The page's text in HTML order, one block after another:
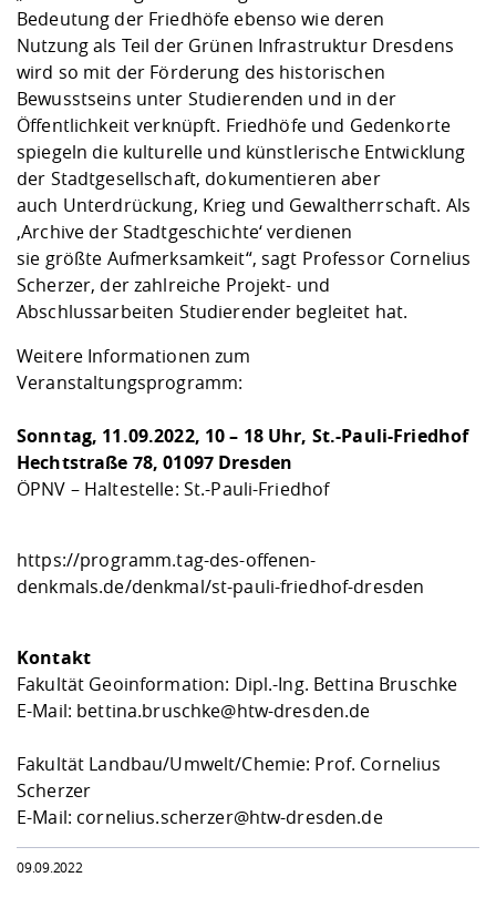
Bedeutung der Friedhöfe ebenso wie deren
Nutzung als Teil der Grünen Infrastruktur Dresdens
wird so mit der Förderung des historischen
Bewusstseins unter Studierenden und in der
Öffentlichkeit verknüpft. Friedhöfe und Gedenkorte
spiegeln die kulturelle und künstlerische Entwicklung
der Stadtgesellschaft, dokumentieren aber
auch Unterdrückung, Krieg und Gewaltherrschaft. Als
‚Archive der Stadtgeschichte‘ verdienen
sie größte Aufmerksamkeit“, sagt Professor Cornelius
Scherzer, der zahlreiche Projekt- und
Abschlussarbeiten Studierender begleitet hat.
Weitere Informationen zum
Veranstaltungsprogramm:
Sonntag, 11.09.2022, 10 – 18 Uhr, St.-Pauli-Friedhof
Hechtstraße 78, 01097 Dresden
ÖPNV – Haltestelle: St.-Pauli-Friedhof
https://programm.tag-des-offenen-
denkmals.de/denkmal/st-pauli-friedhof-dresden
Kontakt
Fakultät Geoinformation: Dipl.-Ing. Bettina Bruschke
E-Mail: bettina.bruschke@htw-dresden.de
Fakultät Landbau/Umwelt/Chemie: Prof. Cornelius
Scherzer
E-Mail: cornelius.scherzer@htw-dresden.de
09.09.2022